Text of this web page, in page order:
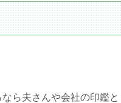
ら夫さんや会社の印鑑と